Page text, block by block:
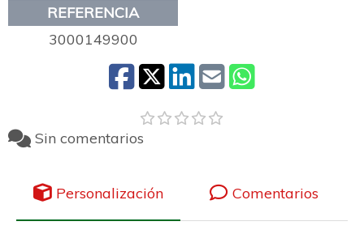
REFERENCIA
3000149900
Sin comentarios
Personalización Comentarios